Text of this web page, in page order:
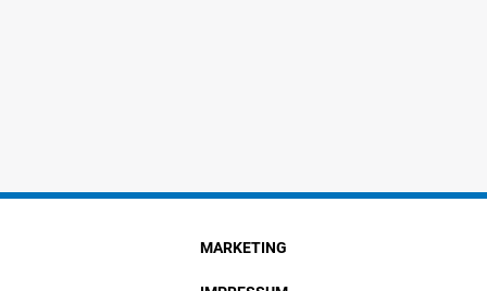
MARKETING